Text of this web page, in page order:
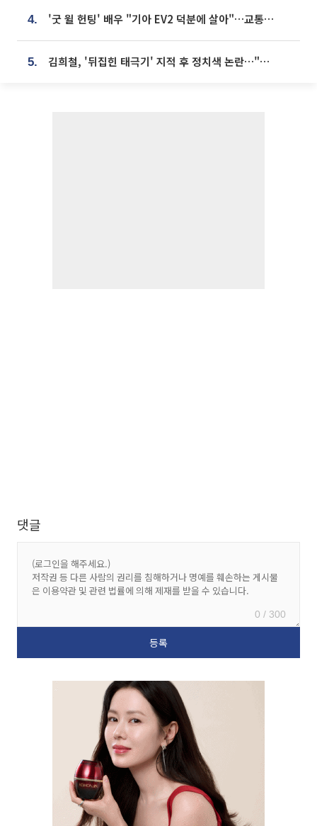
4. '굿 윌 헌팅' 배우 "기아 EV2 덕분에 살아"…교통사고 후 안전성 극찬
5. 김희철, '뒤집힌 태극기' 지적 후 정치색 논란…"좌우 떠나 우리나라 국기"
댓글
0 / 300